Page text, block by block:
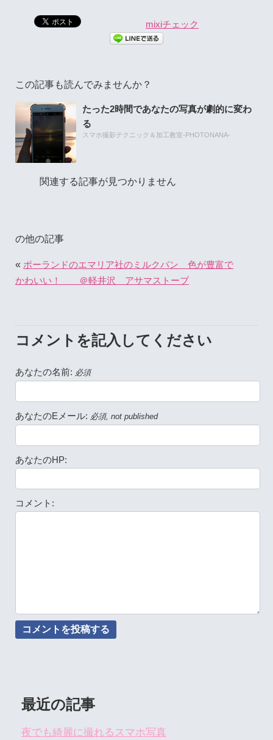
mixiチェック
この記事も読んでみませんか？
たった2時間であなたの写真が劇的に変わ
る
スマホ撮影テクニック＆加工教室-PHOTONANA-
関連する記事が見つかりません
の他の記事
« ポーランドのエマリア社のミルクパン 色が豊富で
かわいい！ ＠軽井沢 アサマストーブ
コメントを記入してください
あなたの名前: 必須
あなたのEメール: 必須, not published
あなたのHP:
コメント:
最近の記事
夜でも綺麗に撮れるスマホ写真